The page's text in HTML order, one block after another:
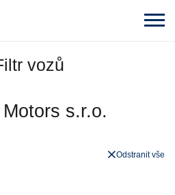
vozů
s.r.o.
Odstranit vše